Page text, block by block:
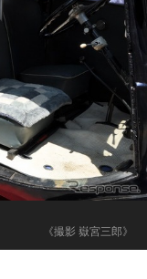
《撮影 嶽宮三郎》